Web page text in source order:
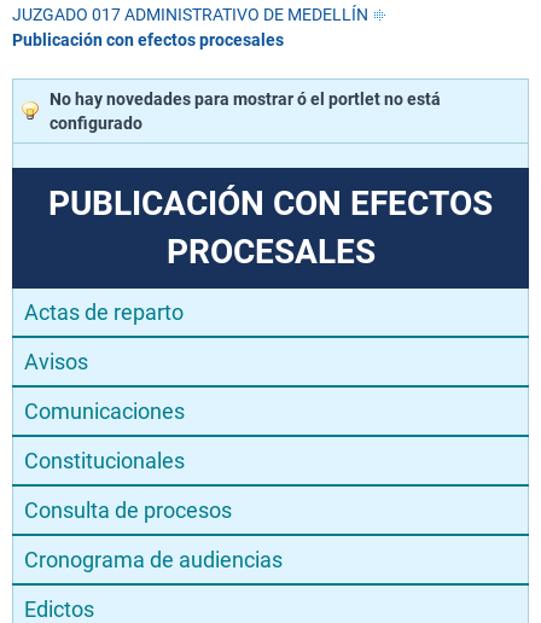
JUZGADO 017 ADMINISTRATIVO DE MEDELLÍN
Publicación con efectos procesales
No hay novedades para mostrar ó el portlet no está
configurado
PUBLICACIÓN CON EFECTOS
PROCESALES
Actas de reparto
Avisos
Comunicaciones
Constitucionales
Consulta de procesos
Cronograma de audiencias
Edictos